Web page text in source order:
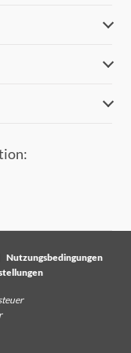
Nutzungsbedingungen